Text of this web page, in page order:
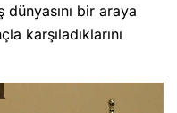
dünyasını bir araya
karşıladıklarını